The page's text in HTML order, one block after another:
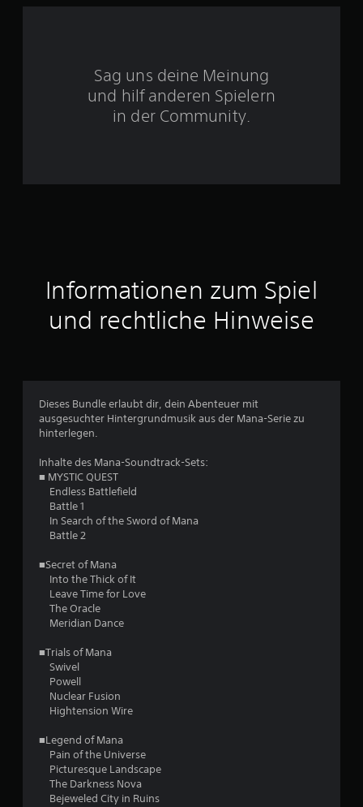
n
u
s
1
Sag uns deine Meinung
und hilf anderen Spielern
in der Community.
Informationen zum Spiel
und rechtliche Hinweise
Dieses Bundle erlaubt dir, dein Abenteuer mit
ausgesuchter Hintergrundmusik aus der Mana-Serie zu
hinterlegen.
Inhalte des Mana-Soundtrack-Sets:
■ MYSTIC QUEST
Endless Battlefield
Battle 1
In Search of the Sword of Mana
Battle 2
■Secret of Mana
Into the Thick of It
Leave Time for Love
The Oracle
Meridian Dance
■Trials of Mana
Swivel
Powell
Nuclear Fusion
Hightension Wire
■Legend of Mana
Pain of the Universe
Picturesque Landscape
The Darkness Nova
Bejeweled City in Ruins